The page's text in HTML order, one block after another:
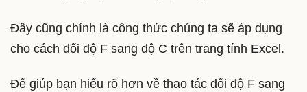
Đây cũng chính là công thức chúng ta sẽ áp dụng
cho cách đổi độ F sang độ C trên trang tính Excel.
Để giúp bạn hiểu rõ hơn về thao tác đổi độ F sang